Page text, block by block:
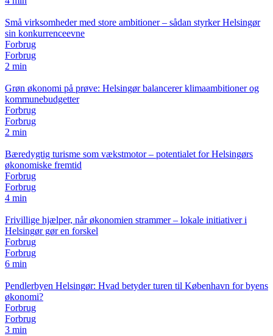
Små virksomheder med store ambitioner – sådan styrker Helsingør
sin konkurrenceevne
Forbrug
Forbrug
2 min
Grøn økonomi på prøve: Helsingør balancerer klimaambitioner og
kommunebudgetter
Forbrug
Forbrug
2 min
Bæredygtig turisme som vækstmotor – potentialet for Helsingørs
økonomiske fremtid
Forbrug
Forbrug
4 min
Frivillige hjælper, når økonomien strammer – lokale initiativer i
Helsingør gør en forskel
Forbrug
Forbrug
6 min
Pendlerbyen Helsingør: Hvad betyder turen til København for byens
økonomi?
Forbrug
Forbrug
3 min